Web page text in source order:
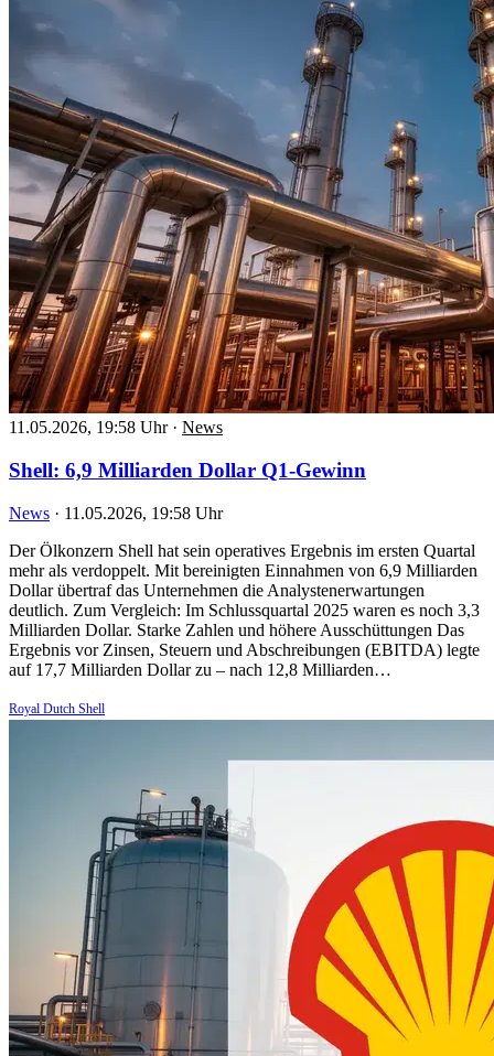
11.05.2026, 19:58 Uhr · News
Shell: 6,9 Milliarden Dollar Q1-Gewinn
News · 11.05.2026, 19:58 Uhr
Der Ölkonzern Shell hat sein operatives Ergebnis im ersten Quartal
mehr als verdoppelt. Mit bereinigten Einnahmen von 6,9 Milliarden
Dollar übertraf das Unternehmen die Analystenerwartungen
deutlich. Zum Vergleich: Im Schlussquartal 2025 waren es noch 3,3
Milliarden Dollar. Starke Zahlen und höhere Ausschüttungen Das
Ergebnis vor Zinsen, Steuern und Abschreibungen (EBITDA) legte
auf 17,7 Milliarden Dollar zu – nach 12,8 Milliarden…
Royal Dutch Shell